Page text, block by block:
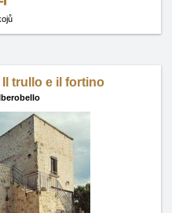
trullo e il fortino